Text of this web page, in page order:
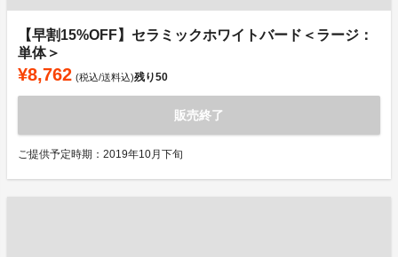
【早割15%OFF】セラミックホワイトバード＜ラージ：
単体＞
¥8,762 (税込/送料込)残り50
販売終了
ご提供予定時期：2019年10月下旬